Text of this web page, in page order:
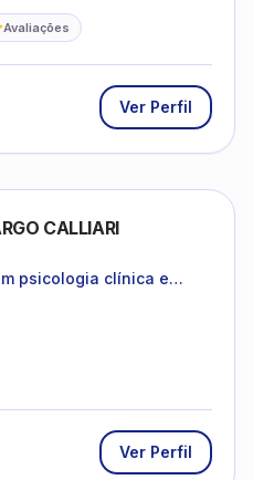
Avaliações
Ver Perfil
CALLIARI
psicologia clínica e
Ver Perfil